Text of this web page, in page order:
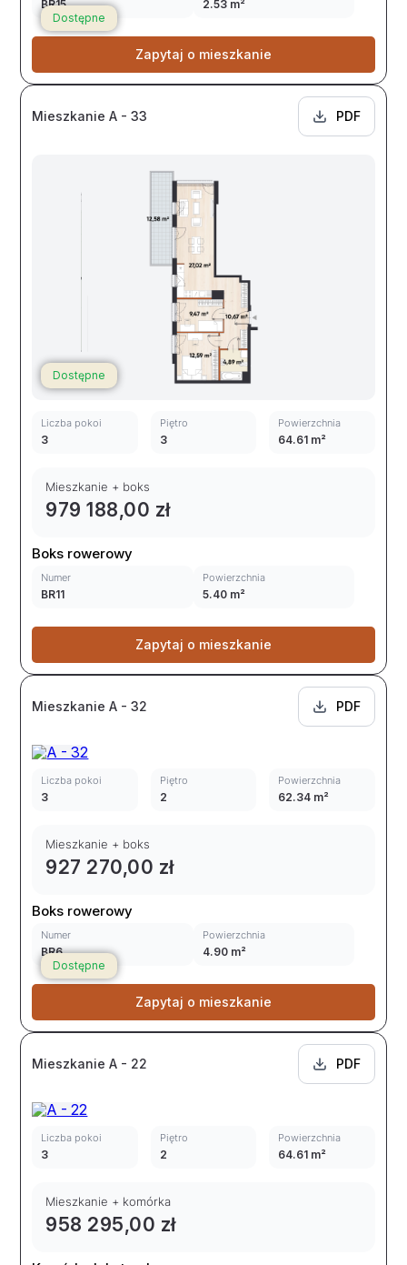
Dostępne
BR15 2.53 m²
Zapytaj o mieszkanie
Mieszkanie A - 33 PDF
Dostępne
Liczba pokoi
3
Piętro
3
Powierzchnia
64.61 m²
Mieszkanie + boks
979 188,00 zł
Boks rowerowy
Numer
BR11
Powierzchnia
5.40 m²
Zapytaj o mieszkanie
Mieszkanie A - 32 PDF
Dostępne
Liczba pokoi
3
Piętro
2
Powierzchnia
62.34 m²
Mieszkanie + boks
927 270,00 zł
Boks rowerowy
Numer
BR6
Powierzchnia
4.90 m²
Zapytaj o mieszkanie
Mieszkanie A - 22 PDF
Liczba pokoi
3
Piętro
2
Powierzchnia
64.61 m²
Mieszkanie + komórka
958 295,00 zł